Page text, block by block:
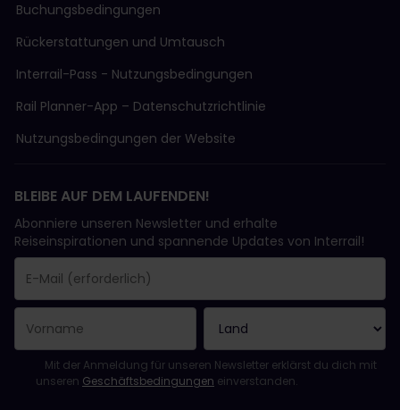
Buchungsbedingungen
Rückerstattungen und Umtausch
Interrail-Pass - Nutzungsbedingungen
Rail Planner-App – Datenschutzrichtlinie
Nutzungsbedingungen der Website
BLEIBE AUF DEM LAUFENDEN!
Abonniere unseren Newsletter und erhalte
Reiseinspirationen und spannende Updates von Interrail!
Sie haben sich erfolgreich angemeldet.
Das Feld „E-Mail-Adresse“ ist ein Pflichtfeld!
Diese E-Mail-Adresse ist ungültig!
Beim Abonnieren des Newsletters ist ein Fehler aufgetreten.
Du hast diesen Newsletter bereits abonniert!
Bitte stimme den Allgemeinen Geschäftsbedingungen zu, um
Mit der Anmeldung für unseren Newsletter erklärst du dich mit
unseren Geschäftsbedingungen einverstanden.